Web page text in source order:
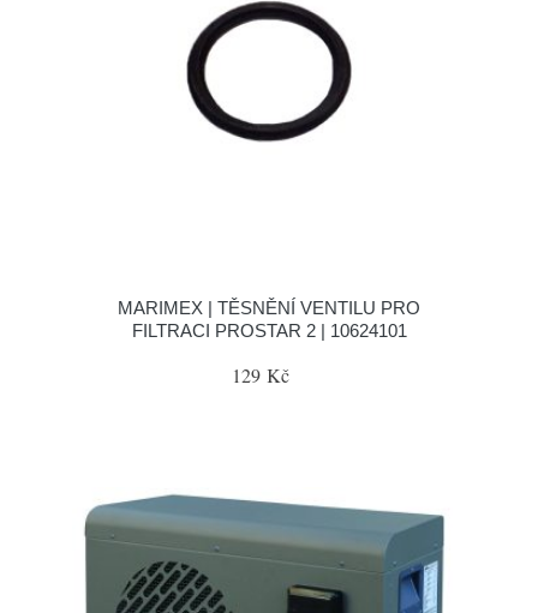
MARIMEX | TĚSNĚNÍ VENTILU PRO
FILTRACI PROSTAR 2 | 10624101
129 Kč